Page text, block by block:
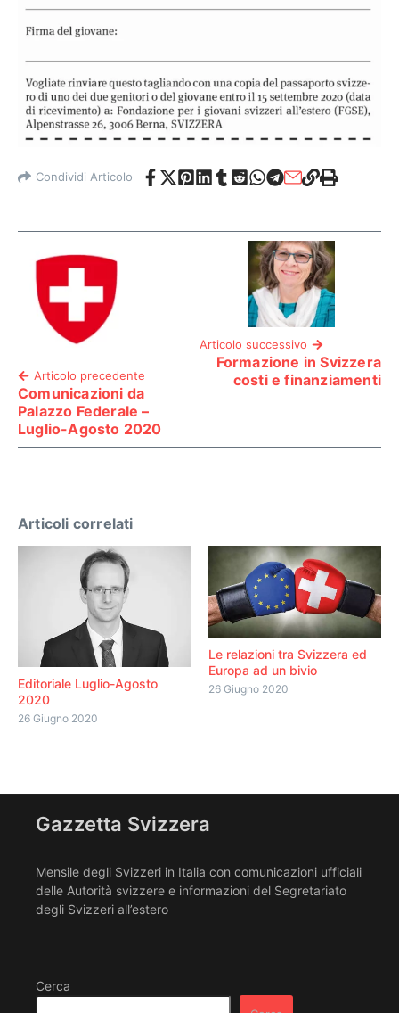
Condividi Articolo
Articolo precedente
Comunicazioni da
Palazzo Federale –
Luglio-Agosto 2020
Articolo successivo
Formazione in Svizzera
costi e finanziamenti
Articoli correlati
Editoriale Luglio-Agosto
2020
26 Giugno 2020
Le relazioni tra Svizzera ed
Europa ad un bivio
26 Giugno 2020
Gazzetta Svizzera
Mensile degli Svizzeri in Italia con comunicazioni ufficiali
delle Autorità svizzere e informazioni del Segretariato
degli Svizzeri all’estero
Cerca